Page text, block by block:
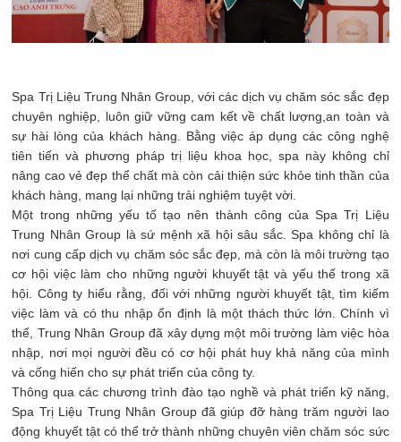
Spa Trị Liệu Trung Nhân Group, với các dịch vụ chăm sóc sắc đẹp
chuyên nghiệp, luôn giữ vững cam kết về chất lượng,an toàn và
sự hài lòng của khách hàng. Bằng việc áp dụng các công nghệ
tiên tiến và phương pháp trị liệu khoa học, spa này không chỉ
nâng cao vẻ đẹp thể chất mà còn cải thiện sức khỏe tinh thần của
khách hàng, mang lại những trải nghiệm tuyệt vời.
Một trong những yếu tố tạo nên thành công của Spa Trị Liệu
Trung Nhân Group là sứ mệnh xã hội sâu sắc. Spa không chỉ là
nơi cung cấp dịch vụ chăm sóc sắc đẹp, mà còn là môi trường tạo
cơ hội việc làm cho những người khuyết tật và yếu thế trong xã
hội. Công ty hiểu rằng, đối với những người khuyết tật, tìm kiếm
việc làm và có thu nhập ổn định là một thách thức lớn. Chính vì
thế, Trung Nhân Group đã xây dựng một môi trường làm việc hòa
nhập, nơi mọi người đều có cơ hội phát huy khả năng của mình
và cống hiến cho sự phát triển của công ty.
Thông qua các chương trình đào tạo nghề và phát triển kỹ năng,
Spa Trị Liệu Trung Nhân Group đã giúp đỡ hàng trăm người lao
động khuyết tật có thể trở thành những chuyên viên chăm sóc sức